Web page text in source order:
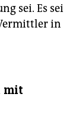
sei. Es sei
in
mit